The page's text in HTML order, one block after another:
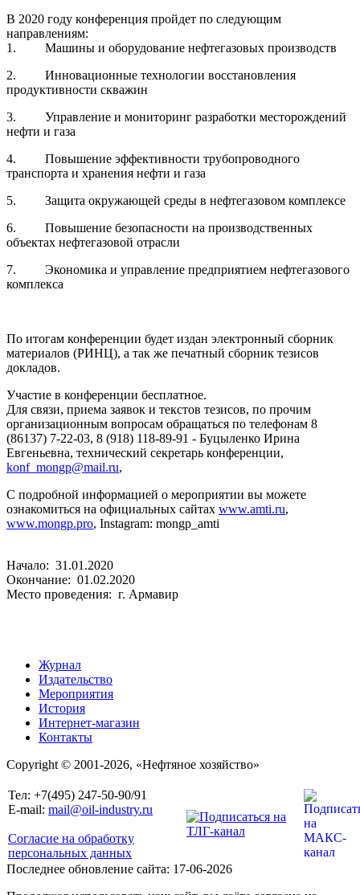
В 2020 году конференция пройдет по следующим
направлениям:
1. Машины и оборудование нефтегазовых производств
2. Инновационные технологии восстановления
продуктивности скважин
3. Управление и мониторинг разработки месторождений
нефти и газа
4. Повышение эффективности трубопроводного
транспорта и хранения нефти и газа
5. Защита окружающей среды в нефтегазовом комплексе
6. Повышение безопасности на производственных
объектах нефтегазовой отрасли
7. Экономика и управление предприятием нефтегазового
комплекса
По итогам конференции будет издан электронный сборник
материалов (РИНЦ), а так же печатный сборник тезисов
докладов.
Участие в конференции бесплатное.
Для связи, приема заявок и текстов тезисов, по прочим
организационным вопросам обращаться по телефонам 8
(86137) 7-22-03, 8 (918) 118-89-91 - Буцыленко Ирина
Евгеньевна, технический секретарь конференции,
konf_mongp@mail.ru,
С подробной информацией о мероприятии вы можете
ознакомиться на официальных сайтах www.amti.ru,
www.mongp.pro, Instagram: mongp_amti
Начало: 31.01.2020
Окончание: 01.02.2020
Место проведения: г. Армавир
Журнал
Издательство
Мероприятия
История
Интернет-магазин
Контакты
Copyright © 2001-2026, «Нефтяное хозяйство»
Тел: +7(495) 247-50-90/91
E-mail: mail@oil-industry.ru
Согласие на обработку
персональных данных
Последнее обновление сайта: 17-06-2026